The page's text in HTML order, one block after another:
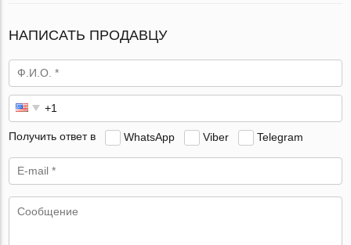
НАПИСАТЬ ПРОДАВЦУ
Получить ответ в WhatsApp Viber Telegram